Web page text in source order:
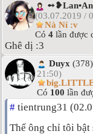
(03.07.2019 /
Nà Ní :v
Có 4 lần được
Ghê dị :3
Duyx (378)
21:50)
Có 100 lần
# tientrung31
Thế ông chỉ tôi